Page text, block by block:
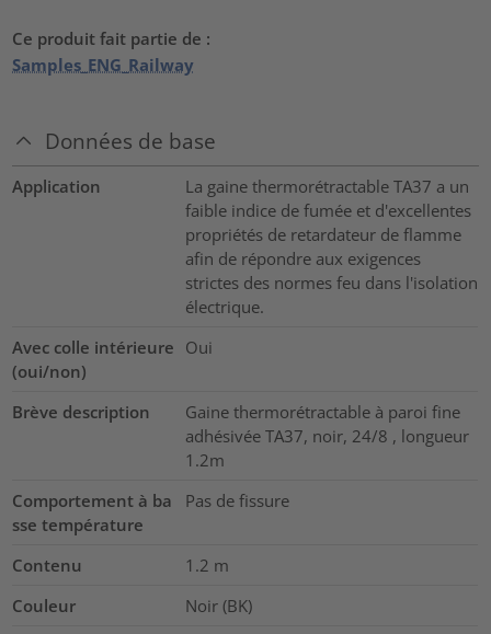
Ce produit fait partie de :
Samples_ENG_Railway
Données de base
Application
La gaine thermorétractable TA37 a un
faible indice de fumée et d'excellentes
propriétés de retardateur de flamme
afin de répondre aux exigences
strictes des normes feu dans l'isolation
électrique.
Avec colle intérieure
(oui/non)
Oui
Brève description
Gaine thermorétractable à paroi fine
adhésivée TA37, noir, 24/8 , longueur
1.2m
Comportement à ba
sse température
Pas de fissure
Contenu 1.2 m
Couleur
Noir (BK)